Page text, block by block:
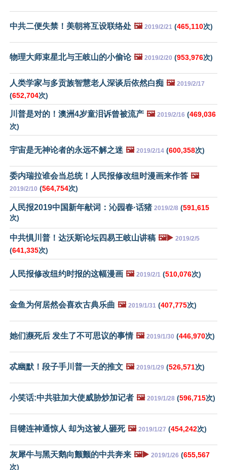
中共二便失禁！美朝将互设联络处 🖼️ 2019/2/21 (465,110次)
物理大师束星北与王岐山的小偷论 🖼️ 2019/2/20 (953,976次)
人类学家与多贡族智慧老人深谈后依然白痴 🖼️ 2019/2/17
(652,704次)
川普是对的！澳洲4岁童泪诉曾被流产 🖼️ 2019/2/16 (469,036
次)
宇宙是无神论者的永远不解之迷 🖼️ 2019/2/14 (600,358次)
委内瑞拉谁会当总统！人民报修改纽时漫画来作答 🖼️
2019/2/10 (564,754次)
人民报2019中国新年献词：沁园春·话猪 2019/2/8 (591,615
次)
中共惧川普！达沃斯论坛四易王岐山讲稿 🖼️▶️ 2019/2/5
(641,335次)
人民报修改纽约时报的这幅漫画 🖼️ 2019/2/1 (510,076次)
金鱼为何居然会喜欢古典乐曲 🖼️ 2019/1/31 (407,775次)
她们濒死后 发生了不可思议的事情 🖼️ 2019/1/30 (446,970次)
忒幽默！段子手川普一天的推文 🖼️ 2019/1/29 (526,571次)
小笑话:中共驻加大使威胁炒加记者 🖼️ 2019/1/28 (596,715次)
目犍连神通惊人 却为这被人砸死 🖼️ 2019/1/27 (454,242次)
灰犀牛与黑天鹅向颤颤的中共奔来 🖼️▶️ 2019/1/26 (655,567
次)